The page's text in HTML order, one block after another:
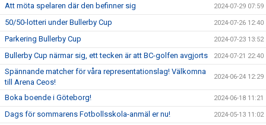
Att möta spelaren där den befinner sig 2024-07-29 07:59
50/50-lotteri under Bullerby Cup 2024-07-26 12:40
Parkering Bullerby Cup 2024-07-23 13:52
Bullerby Cup närmar sig, ett tecken är att BC-golfen avgjorts 2024-07-21 22:40
Spännande matcher för våra representationslag! Välkomna
till Arena Ceos!
2024-06-24 12:29
Boka boende i Göteborg! 2024-06-18 11:21
Dags för sommarens Fotbollsskola-anmäl er nu! 2024-05-13 11:02